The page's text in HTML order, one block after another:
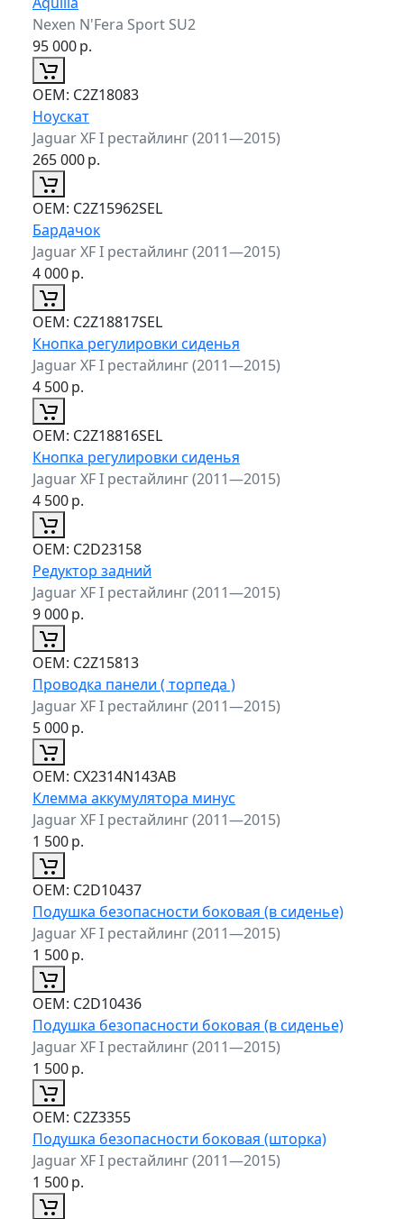
Nexen N'Fera Sport SU2
95 000р.
ОЕМ: C2Z18083
Ноускат
Jaguar XF I рестайлинг (2011—2015)
265 000р.
ОЕМ: C2Z15962SEL
Бардачок
Jaguar XF I рестайлинг (2011—2015)
4 000р.
ОЕМ: C2Z18817SEL
Кнопка регулировки сиденья
Jaguar XF I рестайлинг (2011—2015)
4 500р.
ОЕМ: C2Z18816SEL
Кнопка регулировки сиденья
Jaguar XF I рестайлинг (2011—2015)
4 500р.
ОЕМ: C2D23158
Редуктор задний
Jaguar XF I рестайлинг (2011—2015)
9 000р.
ОЕМ: C2Z15813
Проводка панели ( торпеда )
Jaguar XF I рестайлинг (2011—2015)
5 000р.
ОЕМ: CX2314N143AB
Клемма аккумулятора минус
Jaguar XF I рестайлинг (2011—2015)
1 500р.
ОЕМ: C2D10437
Подушка безопасности боковая (в сиденье)
Jaguar XF I рестайлинг (2011—2015)
1 500р.
ОЕМ: C2D10436
Подушка безопасности боковая (в сиденье)
Jaguar XF I рестайлинг (2011—2015)
1 500р.
ОЕМ: C2Z3355
Подушка безопасности боковая (шторка)
Jaguar XF I рестайлинг (2011—2015)
1 500р.